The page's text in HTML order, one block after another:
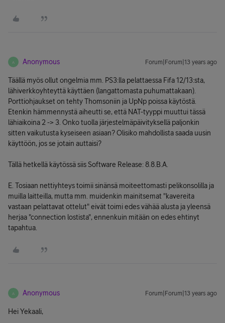
A Anonymous Forum|Forum|13 years ago
Täällä myös ollut ongelmia mm. PS3:lla pelattaessa Fifa 12/13:sta,
lähiverkkoyhteyttä käyttäen (langattomasta puhumattakaan).
Porttiohjaukset on tehty Thomsoniin ja UpNp poissa käytöstä.
Etenkin hämmennystä aiheutti se, että NAT-tyyppi muuttui tässä
lähiaikoina 2 -> 3. Onko tuolla järjestelmäpäivityksellä paljonkin
sitten vaikutusta kyseiseen asiaan? Olisiko mahdollista saada uusin
käyttöön, jos se jotain auttaisi?
Tällä hetkellä käytössä siis Software Release: 8.8.B.A.
E. Tosiaan nettiyhteys toimii sinänsä moiteettomasti pelikonsolilla ja
muilla laitteilla, mutta mm. muidenkin mainitsemat "kavereita
vastaan pelattavat ottelut" eivät toimi edes vähää alusta ja yleensä
herjaa "connection lostista", ennenkuin mitään on edes ehtinyt
tapahtua.
A Anonymous Forum|Forum|13 years ago
Hei Yekaali,